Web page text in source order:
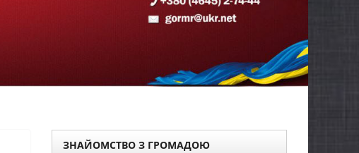
ЗНАЙОМСТВО З ГРОМАДОЮ